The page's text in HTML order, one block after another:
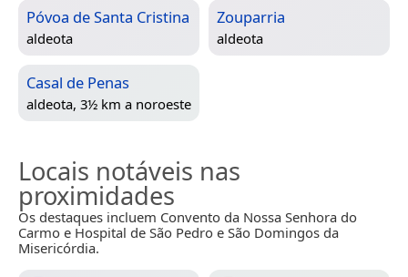
Póvoa de Santa Cristina
aldeota
Zouparria
aldeota
Casal de Penas
aldeota, 3½ km a noroeste
Locais notáveis nas
proximidades
Os destaques incluem Convento da Nossa Senhora do
Carmo e Hospital de São Pedro e São Domingos da
Misericórdia.